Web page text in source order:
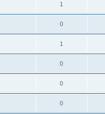
1
0
1
0
0
0